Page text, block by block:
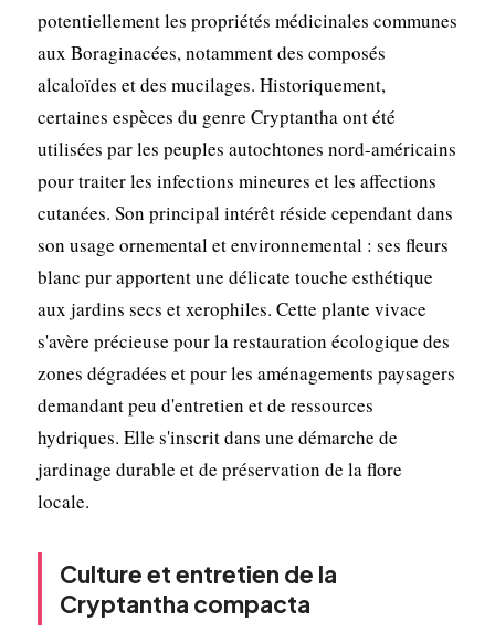
potentiellement les propriétés médicinales communes
aux Boraginacées, notamment des composés
alcaloïdes et des mucilages. Historiquement,
certaines espèces du genre Cryptantha ont été
utilisées par les peuples autochtones nord-américains
pour traiter les infections mineures et les affections
cutanées. Son principal intérêt réside cependant dans
son usage ornemental et environnemental : ses fleurs
blanc pur apportent une délicate touche esthétique
aux jardins secs et xerophiles. Cette plante vivace
s'avère précieuse pour la restauration écologique des
zones dégradées et pour les aménagements paysagers
demandant peu d'entretien et de ressources
hydriques. Elle s'inscrit dans une démarche de
jardinage durable et de préservation de la flore
locale.
Culture et entretien de la
Cryptantha compacta